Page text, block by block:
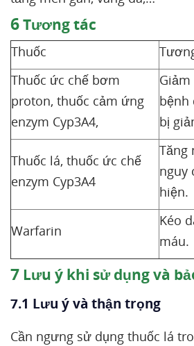
6Tương tác
Thuốc
Thuốc ức chế bơm
proton, thuốc cảm ứng
enzym Cyp3A4,
bệnh
bị
Thuốc lá, thuốc ức chế
enzym Cyp3A4
Tăng
nguy
hiện.
Warfarin
Kéo
máu.
7 Lưu ý khi sử dụng và
7.1 Lưu ý và thận trọng
Cần ngưng sử dụng thuốc lá